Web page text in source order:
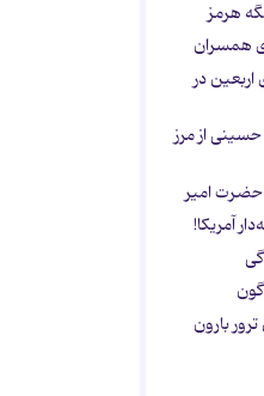
هرمز
در
از مرز
حضرت امیر
آمریکا!
بارون